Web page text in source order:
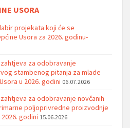
USORA
projekata koji će se
Usora za 2026. godinu-
za odobravanje
stambenog pitanja za mlade
u 2026. godini 06.07.2026
za odobravanje novčanih
poljoprivredne proizvodnje
godini 15.06.2026